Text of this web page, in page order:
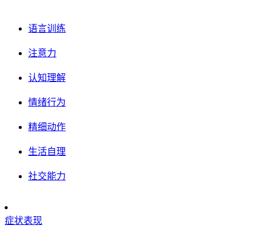
语言训练
注意力
认知理解
情绪行为
精细动作
生活自理
社交能力
症状表现